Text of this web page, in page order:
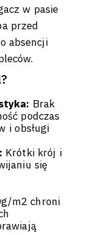
w pasie
przed
absencji
Brak
podczas
i obsługi
Krótki krój i
się
m2 chroni